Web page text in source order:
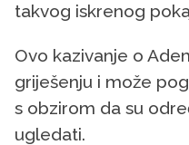
takvog iskrenog
Ovo kazivanje o
griješenju i može
s obzirom da su
ugledati.